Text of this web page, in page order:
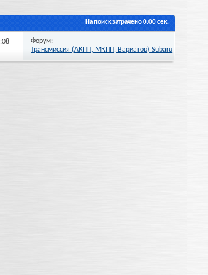
На поиск затрачено0.00сек.
Форум:
Трансмиссия (АКПП, МКПП, Вариатор) Subaru